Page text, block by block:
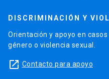
DISCRIMINACIÓN Y
Orientación y apoyo en
género o violencia sexual.
launch Contacto para apoyo